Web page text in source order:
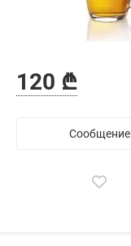
120 ₾
Сообщение